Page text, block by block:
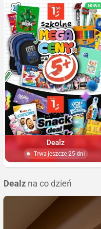
NOWA
Dealz
Trwa jeszcze 25 dni
Dealz na co dzień